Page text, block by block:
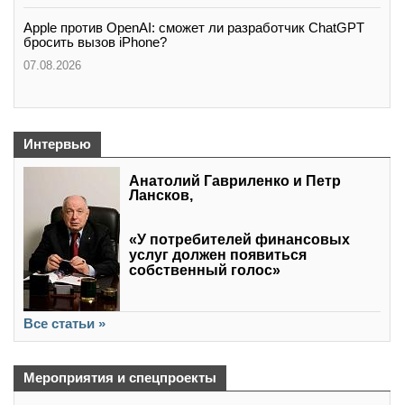
Apple против OpenAI: сможет ли разработчик ChatGPT
бросить вызов iPhone?
07.08.2026
Интервью
Анатолий Гавриленко и Петр
Лансков,
«У потребителей финансовых
услуг должен появиться
собственный голос»
Все статьи »
Мероприятия и спецпроекты